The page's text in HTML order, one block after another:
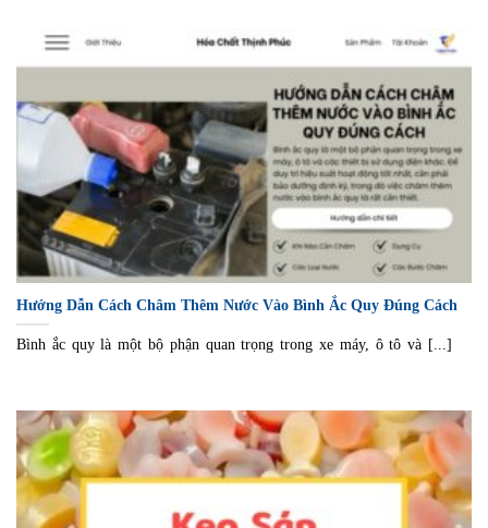
Hướng Dẫn Cách Châm Thêm Nước Vào Bình Ắc Quy Đúng Cách
Bình ắc quy là một bộ phận quan trọng trong xe máy, ô tô và [...]